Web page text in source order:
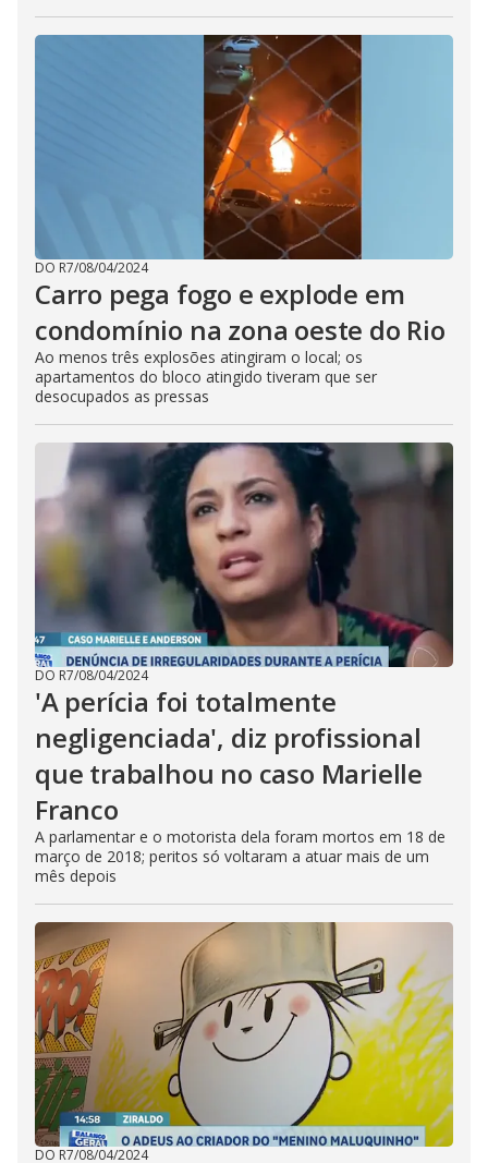
DO R7/08/04/2024
Carro pega fogo e explode em
condomínio na zona oeste do Rio
Ao menos três explosões atingiram o local; os
apartamentos do bloco atingido tiveram que ser
desocupados as pressas
DO R7/08/04/2024
'A perícia foi totalmente
negligenciada', diz profissional
que trabalhou no caso Marielle
Franco
A parlamentar e o motorista dela foram mortos em 18 de
março de 2018; peritos só voltaram a atuar mais de um
mês depois
DO R7/08/04/2024